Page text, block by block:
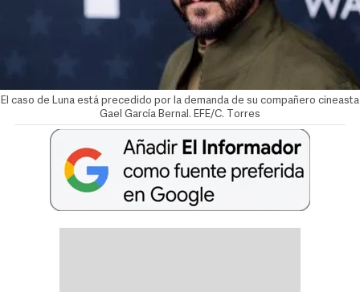
El caso de Luna está precedido por la demanda de su compañero cineasta
Gael García Bernal. EFE/C. Torres